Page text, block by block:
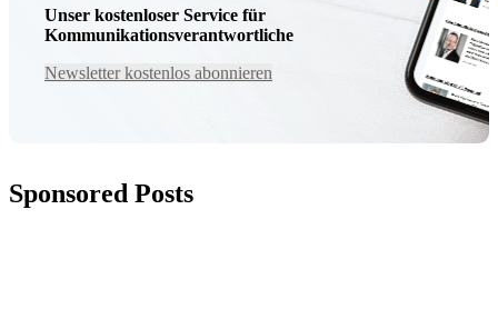
Unser kostenloser Service für
Kommunikationsverantwortliche
Newsletter kostenlos abonnieren
Sponsored Posts